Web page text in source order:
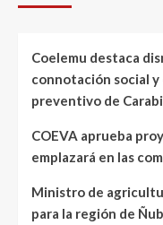
Coelemu destaca
connotación social
preventivo de
COEVA aprueba
emplazará en las
Ministro de
para la región de